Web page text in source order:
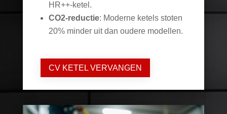
HR++-ketel.
CO2-reductie: Moderne ketels stoten
20% minder uit dan oudere modellen.
CV KETEL VERVANGEN